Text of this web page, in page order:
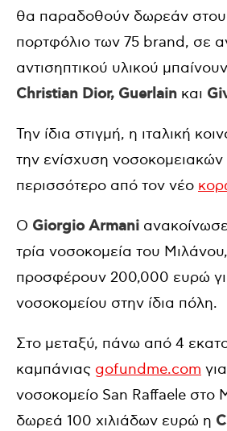
θα παραδοθούν δωρεάν
πορτφόλιο των 75 brand, σε
αντισηπτικού υλικού
Christian Dior, Guerlain και
Την ίδια στιγμή, η ιταλική
την ενίσχυση
περισσότερο από τον νέο
Ο Giorgio Armani
τρία νοσοκομεία του
προσφέρουν 200,000 ευρώ
νοσοκομείου στην ίδια πόλη.
Στο μεταξύ, πάνω από 4
καμπάνιας gofundme.com
νοσοκομείο San Raffaele στο
δωρεά 100 χιλιάδων ευρώ η